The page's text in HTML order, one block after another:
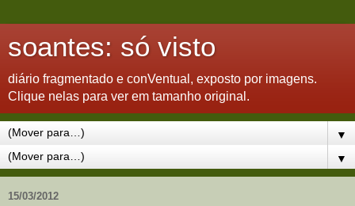
soantes: só visto
diário fragmentado e conVentual, exposto por imagens.
Clique nelas para ver em tamanho original.
▼
▼
15/03/2012